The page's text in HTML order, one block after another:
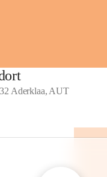
Aderklaa, AUT